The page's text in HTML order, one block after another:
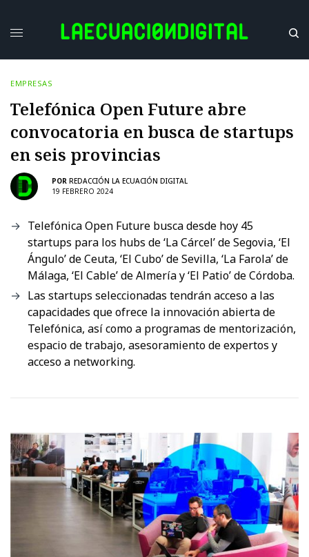
EMPRESAS
Telefónica Open Future abre
convocatoria en busca de startups
en seis provincias
POR REDACCIÓN LA ECUACIÓN DIGITAL
19 FEBRERO 2024
Telefónica Open Future busca desde hoy 45
startups para los hubs de ‘La Cárcel’ de Segovia, ‘El
Ángulo’ de Ceuta, ‘El Cubo’ de Sevilla, ‘La Farola’ de
Málaga, ‘El Cable’ de Almería y ‘El Patio’ de Córdoba.
Las startups seleccionadas tendrán acceso a las
capacidades que ofrece la innovación abierta de
Telefónica, así como a programas de mentorización,
espacio de trabajo, asesoramiento de expertos y
acceso a networking.